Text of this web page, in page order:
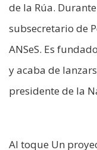
de la Rúa.
subsecretario de
ANSeS. Es
y acaba de
presidente de la
Al toque Un